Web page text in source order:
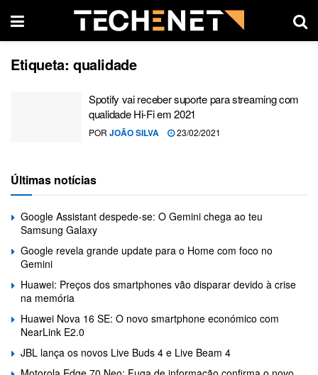
Etiqueta: qualidade
Spotify vai receber suporte para streaming com
qualidade Hi-Fi em 2021
POR JOÃO SILVA 23/02/2021
Últimas notícias
Google Assistant despede-se: O Gemini chega ao teu
Samsung Galaxy
Google revela grande update para o Home com foco no
Gemini
Huawei: Preços dos smartphones vão disparar devido à crise
na memória
Huawei Nova 16 SE: O novo smartphone económico com
NearLink E2.0
JBL lança os novos Live Buds 4 e Live Beam 4